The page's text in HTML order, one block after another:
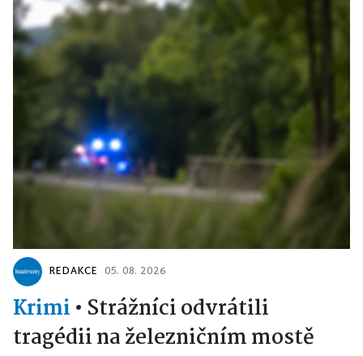
REDAKCE 05. 08. 2026
Krimi • Strážníci odvrátili
tragédii na železničním mostě